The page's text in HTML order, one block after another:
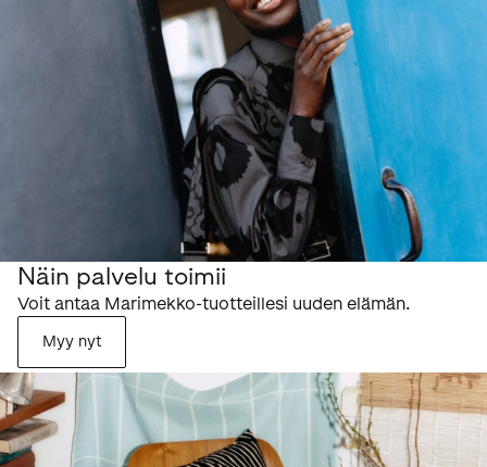
Näin palvelu toimii
Voit antaa Marimekko-tuotteillesi uuden elämän.
Myy nyt